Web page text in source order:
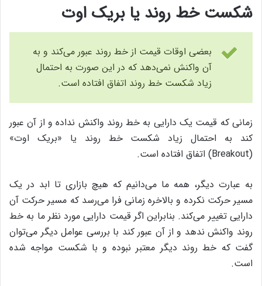
شکست خط روند یا بریک اوت
بعضی اوقات قیمت از خط روند عبور می‌کند و به
آن واکنش نمی‌دهد که در این صورت به احتمال
زیاد شکست خط روند اتفاق افتاده است.
زمانی که قیمت یک دارایی به خط روند واکنش نداده و از آن عبور
کند به احتمال زیاد شکست خط روند یا «بریک اوت»
(Breakout) اتفاق افتاده است.
به عبارت دیگر، همه ما می‌دانیم که هیچ بازاری تا ابد در یک
مسیر حرکت نکرده و بالاخره زمانی فرا می‌رسد که مسیر حرکت آن
دارایی تغییر می‌کند. بنابراین اگر قیمت دارایی مورد نظر ما به خط
روند واکنش ندهد و از آن عبور کند با بررسی عوامل دیگر می‌توان
گفت که خط روند دیگر معتبر نبوده و با شکست مواجه شده
است.